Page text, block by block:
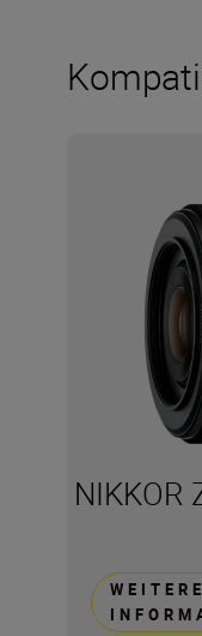
NIKKOR
WEITERE